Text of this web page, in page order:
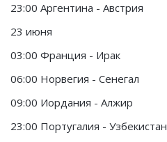
23:00 Аргентина - Австрия
23 июня
03:00 Франция - Ирак
06:00 Норвегия - Сенегал
09:00 Иордания - Алжир
23:00 Португалия - Узбекистан